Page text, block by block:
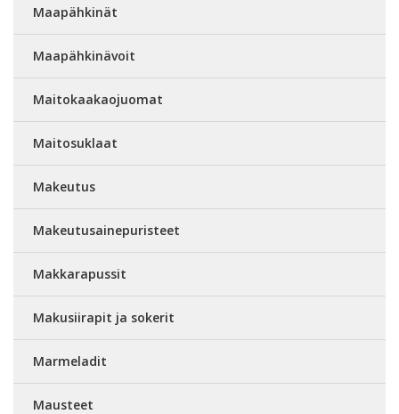
Maapähkinät
Maapähkinävoit
Maitokaakaojuomat
Maitosuklaat
Makeutus
Makeutusainepuristeet
Makkarapussit
Makusiirapit ja sokerit
Marmeladit
Mausteet